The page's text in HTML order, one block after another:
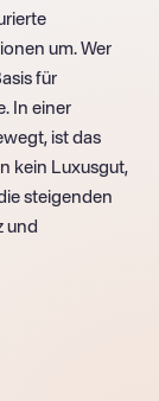
um. Wer
für
In einer
ist das
kein Luxusgut,
steigenden
und